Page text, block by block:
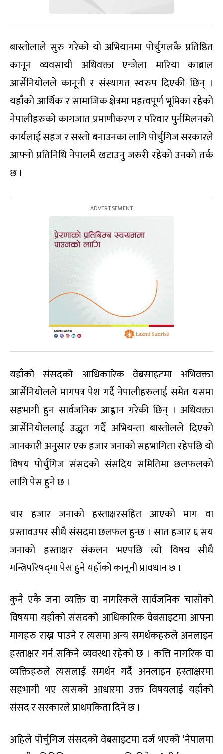
बास्तोलाले सुरु गरेको यो अभियानमा पोर्चुगलकै प्रतिष्ठित
कानून व्यवसायी अधिवक्ता एन्जेला मारिया काब्राल
आर्सेनियोलले कानूनी र संस्थागत स्वरुप दिएकी छिन् ।
यहाँको आर्थिक र सामाजिक क्षेत्रमा महत्वपूर्ण भूमिका रहेको
नेपालीहरुको कागजात प्रमाणीकरण र परिवार पुर्नमिलनको
कार्यलाई सहज र सस्तो बनाउनका लागि पोर्चुगिज सरकारले
आफ्नो प्रतिनिधि नेपालमै खटाउनु जरुरी रहेको उनको तर्क
छ ।
यहाँको संसदको आधिकारिक वेबसाइटमा अभिवक्ता
आर्सेनियोलले मागपत्र पेश गर्दै नेपालीहरुलाई समेत यसमा
सहभागी हुन सार्वजनिक आह्वान गरेकी छिन् । अधिवक्ता
आर्सेनियोललाई उद्धृत गर्दै अभियन्ता बास्तोलले दिएको
जानकारी अनुसार एक हजार जनाको सहभागिता रहेपछि यो
विषय पोर्चुगिज संसदको संसदिय समितिमा छलफलको
लागि पेस हुने छ ।
चार हजार जनाको हस्ताक्षरसहित आएको माग वा
प्रस्तावउपर सीधै संसदमा छलफल हुन्छ । सात हजार ६ सय
जनाको हस्ताक्षर संकलन भएपछि त्यो विषय सीधै
मन्त्रिपरिषद्‍मा पेस हुने यहाँको कानूनी प्रावधान छ ।
कुनै एकै जना व्यक्ति वा नागरिकले सार्वजनिक चासोको
विषयमा यहाँको संसदको आधिकारिक वेबसाइटमा आफ्ना
मागहरु राख्न पाउने र त्यसमा अन्य समर्थकहरुले अनलाइन
हस्ताक्षर गर्न सकिने व्यवस्था रहेको छ । कत्ति नागरिक वा
व्यक्तिहरुले त्यसलाई समर्थन गर्दै अनलाइन हस्ताक्षरमा
सहभागी भए त्यसको आधारमा उक्त विषयलाई यहाँको
संसद र सरकारले प्राथमकिता दिने छ ।
अहिले पोर्चुगिज संसदको वेबसाइटमा दर्ज भएको ‘नेपालमा